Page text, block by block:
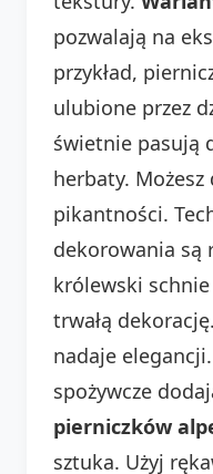
pozwalają na
przykład,
ulubione przez
świetnie pasują
herbaty.
pikantności.
dekorowania są
królewski
trwałą
nadaje
spożywcze
pierniczków
sztuka. Użyj